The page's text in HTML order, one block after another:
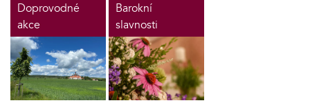
Doprovodné
akce
Barokní
slavnosti